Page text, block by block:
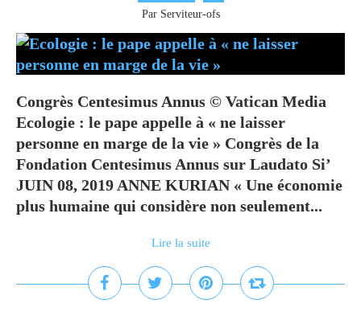
Par Serviteur-ofs
Congrès Centesimus Annus © Vatican Media
Ecologie : le pape appelle à « ne laisser
personne en marge de la vie » Congrès de la
Fondation Centesimus Annus sur Laudato Si’
JUIN 08, 2019 ANNE KURIAN « Une économie
plus humaine qui considère non seulement...
Lire la suite